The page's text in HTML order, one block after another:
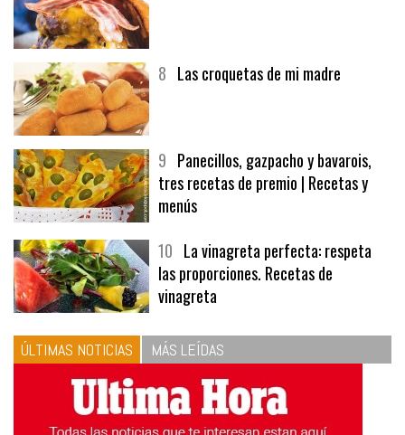
8 Las croquetas de mi madre
9 Panecillos, gazpacho y bavarois,
tres recetas de premio | Recetas y
menús
10 La vinagreta perfecta: respeta
las proporciones. Recetas de
vinagreta
ÚLTIMAS NOTICIAS MÁS LEÍDAS